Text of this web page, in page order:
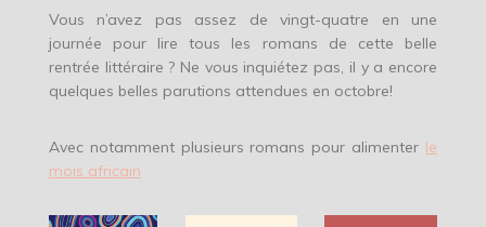
Vous n’avez pas assez de vingt-quatre en une
journée pour lire tous les romans de cette belle
rentrée littéraire ? Ne vous inquiétez pas, il y a encore
quelques belles parutions attendues en octobre!
Avec notamment plusieurs romans pour alimenter le
mois africain